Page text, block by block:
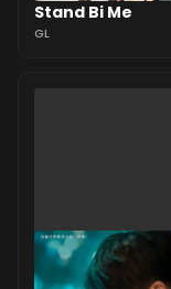
Stand Bi Me
GL